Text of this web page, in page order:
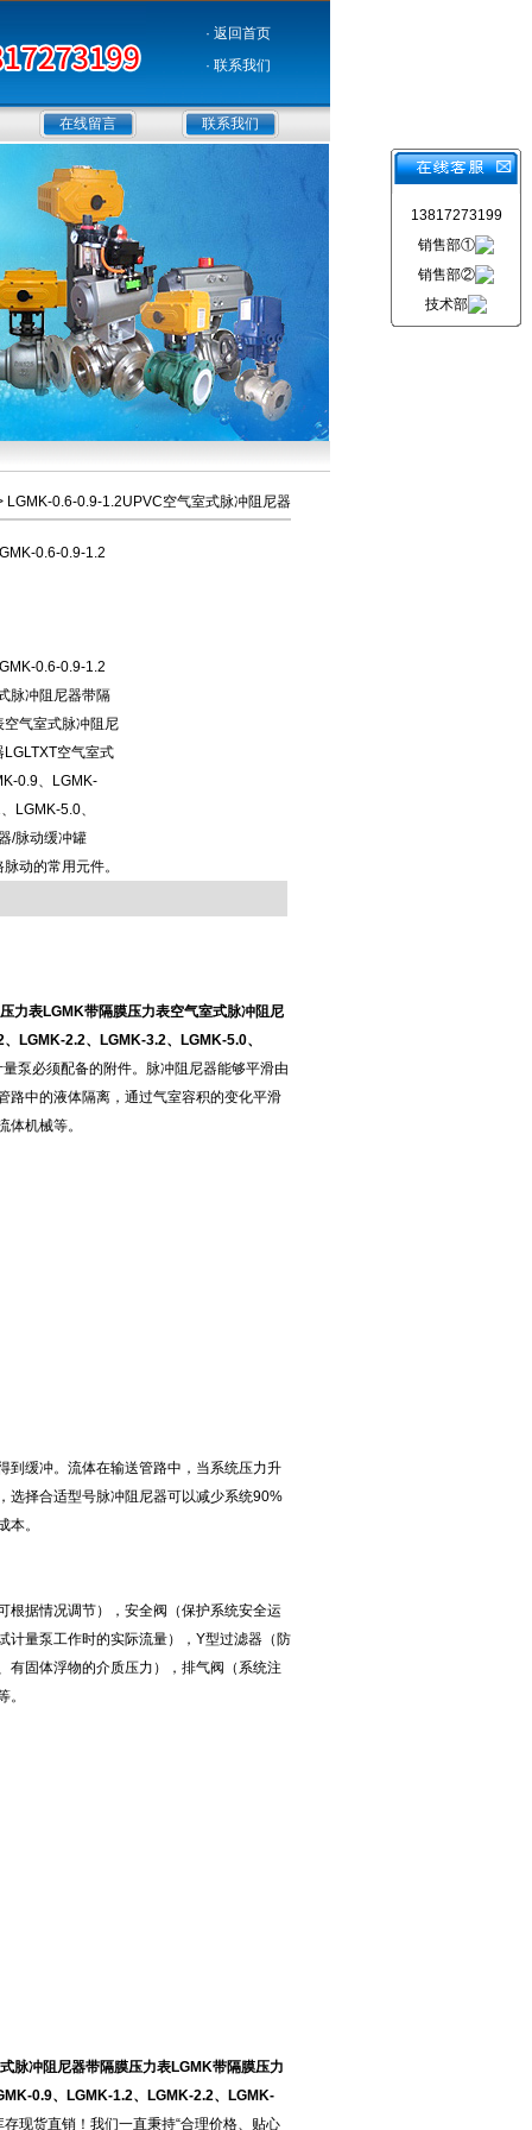
· 返回首页
· 联系我们
在线留言 联系我们
LGMK-0.6-0.9-1.2UPVC空气室式脉冲阻尼器
0.6-0.9-1.2
0.6-0.9-1.2
脉冲阻尼器带隔
气室式脉冲阻尼
空气室式
0.9、LGMK-
LGMK-5.0、
/脉动缓冲罐
动的常用元件。
力表LGMK带隔膜压力表空气室式脉冲阻尼
LGMK-2.2、LGMK-3.2、LGMK-5.0、
泵必须配备的附件。脉冲阻尼器能够平滑由
路中的液体隔离，通过气室容积的变化平滑
机械等。
到缓冲。流体在输送管路中，当系统压力升
选择合适型号脉冲阻尼器可以减少系统90%
。
根据情况调节），安全阀（保护系统安全运
计量泵工作时的实际流量），Y型过滤器（防
有固体浮物的介质压力），排气阀（系统注
脉冲阻尼器带隔膜压力表LGMK带隔膜压力
0.9、LGMK-1.2、LGMK-2.2、LGMK-
现货直销！我们一直秉持“合理价格、贴心
13817273199
销售部①
销售部②
技术部